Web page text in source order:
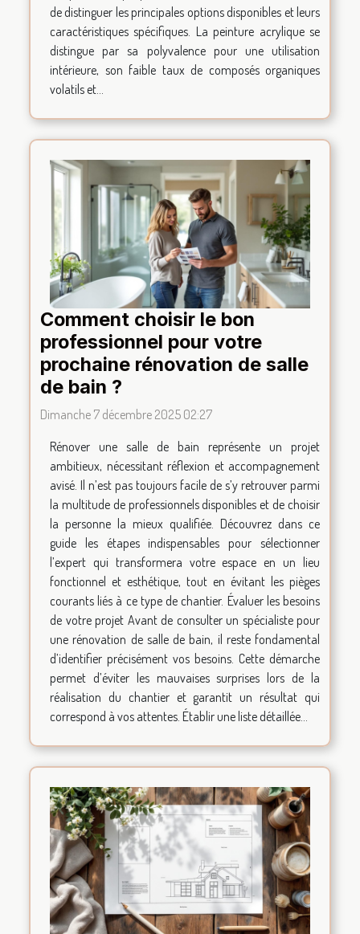
de distinguer les principales options disponibles et leurs
caractéristiques spécifiques. La peinture acrylique se
distingue par sa polyvalence pour une utilisation
intérieure, son faible taux de composés organiques
volatils et...
Comment choisir le bon
professionnel pour votre
prochaine rénovation de salle
de bain ?
Dimanche 7 décembre 2025 02:27
Rénover une salle de bain représente un projet
ambitieux, nécessitant réflexion et accompagnement
avisé. Il n’est pas toujours facile de s’y retrouver parmi
la multitude de professionnels disponibles et de choisir
la personne la mieux qualifiée. Découvrez dans ce
guide les étapes indispensables pour sélectionner
l’expert qui transformera votre espace en un lieu
fonctionnel et esthétique, tout en évitant les pièges
courants liés à ce type de chantier. Évaluer les besoins
de votre projet Avant de consulter un spécialiste pour
une rénovation de salle de bain, il reste fondamental
d’identifier précisément vos besoins. Cette démarche
permet d’éviter les mauvaises surprises lors de la
réalisation du chantier et garantit un résultat qui
correspond à vos attentes. Établir une liste détaillée...